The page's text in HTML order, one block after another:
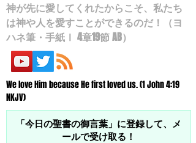
神が先に愛してくれたからこそ、私たち
は神や人を愛すことができるのだ！（ヨ
ハネ筆・手紙Ⅰ 4章19節 AB）
We love Him because He first loved us. (1 John 4:19
NKJV)
「今日の聖書の御言葉」に登録して、メ
ールで受け取る！